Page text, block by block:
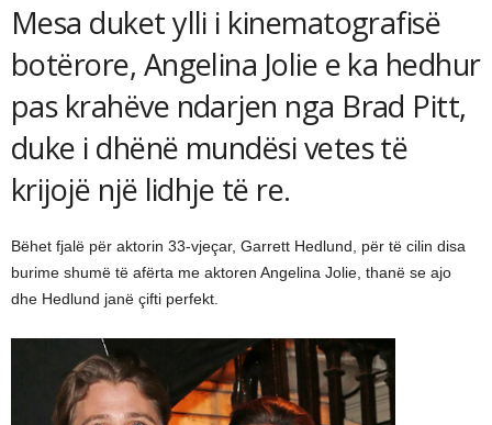
Mesa duket ylli i kinematografisë
botërore, Angelina Jolie e ka hedhur
pas krahëve ndarjen nga Brad Pitt,
duke i dhënë mundësi vetes të
krijojë një lidhje të re.
Bëhet fjalë për aktorin 33-vjeçar, Garrett Hedlund, për të cilin disa
burime shumë të afërta me aktoren Angelina Jolie, thanë se ajo
dhe Hedlund janë çifti perfekt.